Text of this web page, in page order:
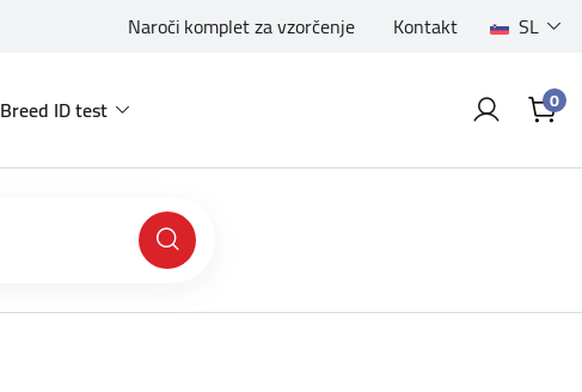
Naroči komplet za vzorčenje Kontakt SL
Breed ID test 0